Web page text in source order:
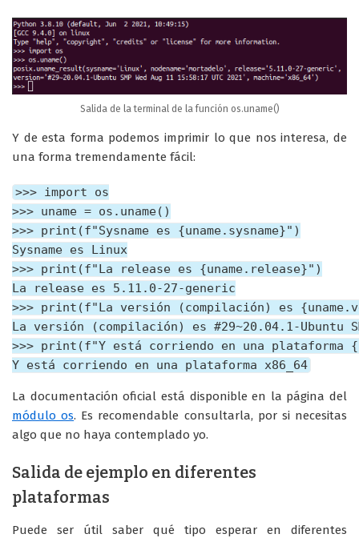
Salida de la terminal de la función os.uname()
Y de esta forma podemos imprimir lo que nos interesa, de
una forma tremendamente fácil:
>>> import os
>>> uname = os.uname()
>>> print(f"Sysname es {uname.sysname}")
Sysname es Linux
>>> print(f"La release es {uname.release}")
La release es 5.11.0-27-generic
>>> print(f"La versión (compilación) es
La versión (compilación) es #29~20.04.1-Ubuntu
>>> print(f"Y está corriendo en una plataforma
Y está corriendo en una plataforma x86_64
La documentación oficial está disponible en la página del
módulo os. Es recomendable consultarla, por si necesitas
algo que no haya contemplado yo.
Salida de ejemplo en diferentes
plataformas
Puede ser útil saber qué tipo esperar en diferentes